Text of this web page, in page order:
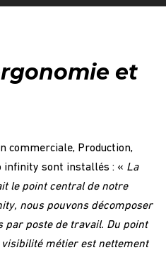
et
commerciale, Production,
infinity sont installés : « La
le point central de notre
nous pouvons décomposer
par poste de travail. Du point
métier est nettement